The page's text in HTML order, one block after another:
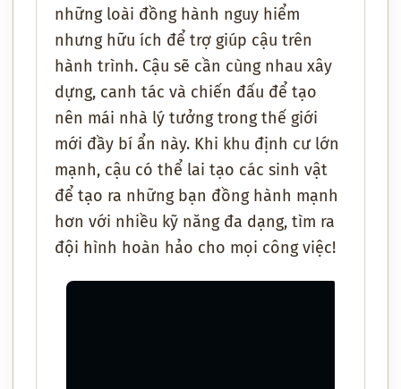
những loài đồng hành nguy hiểm
nhưng hữu ích để trợ giúp cậu trên
hành trình. Cậu sẽ cần cùng nhau xây
dựng, canh tác và chiến đấu để tạo
nên mái nhà lý tưởng trong thế giới
mới đầy bí ẩn này. Khi khu định cư lớn
mạnh, cậu có thể lai tạo các sinh vật
để tạo ra những bạn đồng hành mạnh
hơn với nhiều kỹ năng đa dạng, tìm ra
đội hình hoàn hảo cho mọi công việc!